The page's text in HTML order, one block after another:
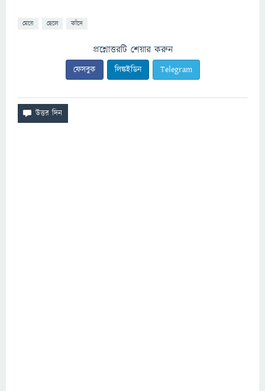
মেয়ে ছেলে কাঁদে
প্রশ্নোত্তরটি শেয়ার করুন
ফেসবুক লিঙ্কইডিন Telegram